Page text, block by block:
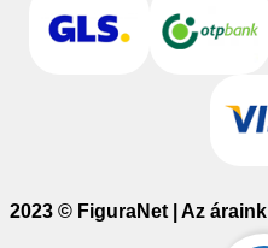
2023 © FiguraNet | Az